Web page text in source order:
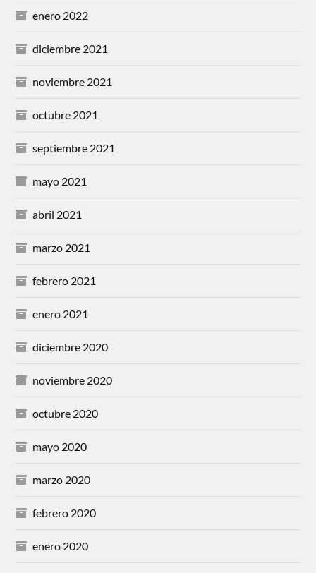
enero 2022
diciembre 2021
noviembre 2021
octubre 2021
septiembre 2021
mayo 2021
abril 2021
marzo 2021
febrero 2021
enero 2021
diciembre 2020
noviembre 2020
octubre 2020
mayo 2020
marzo 2020
febrero 2020
enero 2020